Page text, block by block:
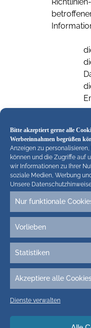
Bitte akzeptiert gerne alle
Werbeeinnahmen begrüßen
Anzeigen zu
können und die Zugriffe auf
wir Informationen zu Ihrer
soziale Medien, Werbung
Unsere
Nur funktionale
Vorlieben
Statistiken
Akzeptiere alle
Dienste verwalten